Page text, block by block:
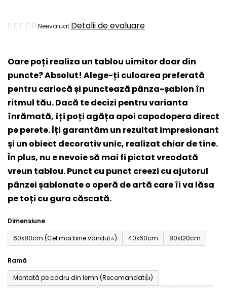
Oare poți realiza un tablou uimitor doar din
puncte? Absolut! Alege-ți culoarea preferată
pentru cariocă și punctează pânza-șablon în
ritmul tău. Dacă te decizi pentru varianta
înrămată, îți poți agăța apoi capodopera direct
pe perete. Îți garantăm un rezultat impresionant
și un obiect decorativ unic, realizat chiar de tine.
În plus, nu e nevoie să mai fi pictat vreodată
vreun tablou. Punct cu punct creezi cu ajutorul
pânzei șablonate o operă de artă care îi va lăsa
pe toți cu gura căscată.
Dimensiune
60x80cm (Cel mai bine vândut⭐)
40x60cm 80x120cm
Ramă
Montată pe cadru din lemn (Recomandat👍)
Evaluarea
produsului
este
0,0
din
5
stele.
Neevaluat Detalii de evaluare